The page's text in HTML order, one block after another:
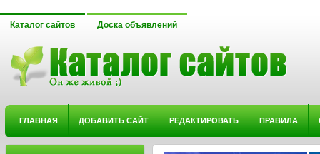
Каталог сайтов Доска объявлений
ГЛАВНАЯ ДОБАВИТЬ САЙТ РЕДАКТИРОВАТЬ ПРАВИЛА